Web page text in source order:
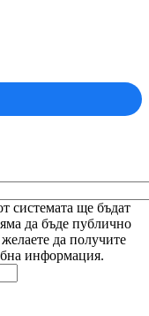
системата ще бъдат
да бъде публично
да получите
информация.